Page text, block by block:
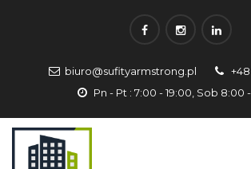
biuro@sufityarmstrong.pl
+48
Pn - Pt : 7:00 - 19:00, Sob 8:00